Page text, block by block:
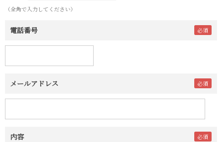
（全角で入力してください）
電話番号
メールアドレス
内容